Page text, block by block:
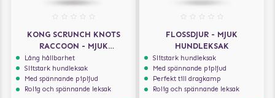
KONG SCRUNCH KNOTS
RACCOON - MJUK
HUNDLEKSAK MED PIP
Lång hållbarhet
Slitstark hundleksak
Med spännande pipljud
Rolig och spännande leksak
FLOSSDJUR - MJUK
HUNDLEKSAK
Slitstark hundleksak
Med spännande pipljud
Perfekt till dragkamp
Rolig och spännande leksak